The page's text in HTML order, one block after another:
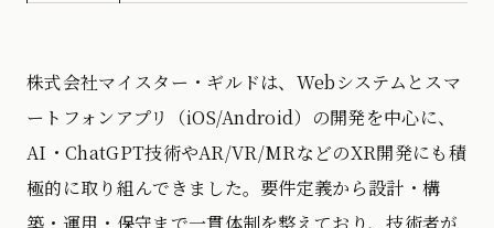
株式会社マイスター・ギルドは、Webシステムとスマ
ートフォンアプリ（iOS/Android）の開発を中心に、
AI・ChatGPT技術やAR/VR/MRなどのXR開発にも積
極的に取り組んできました。要件定義から設計・構
築・運用・保守まで一貫体制を整えており、技術者が